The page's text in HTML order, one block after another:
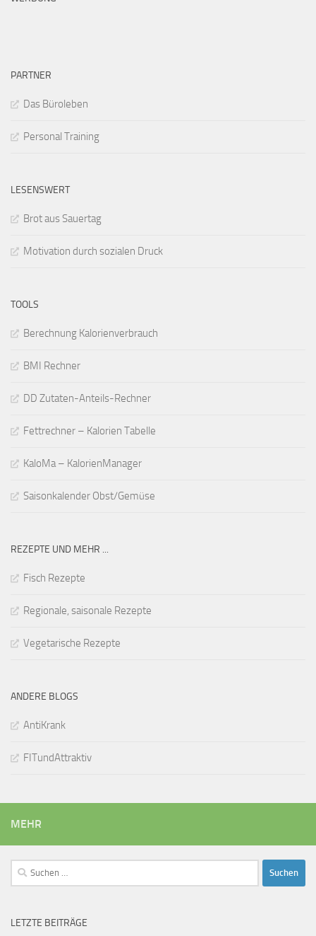
PARTNER
Das Büroleben
Personal Training
LESENSWERT
Brot aus Sauertag
Motivation durch sozialen Druck
TOOLS
Berechnung Kalorienverbrauch
BMI Rechner
DD Zutaten-Anteils-Rechner
Fettrechner – Kalorien Tabelle
KaloMa – KalorienManager
Saisonkalender Obst/Gemüse
REZEPTE UND MEHR ...
Fisch Rezepte
Regionale, saisonale Rezepte
Vegetarische Rezepte
ANDERE BLOGS
AntiKrank
FITundAttraktiv
MEHR
Suchen
nach:
LETZTE BEITRÄGE